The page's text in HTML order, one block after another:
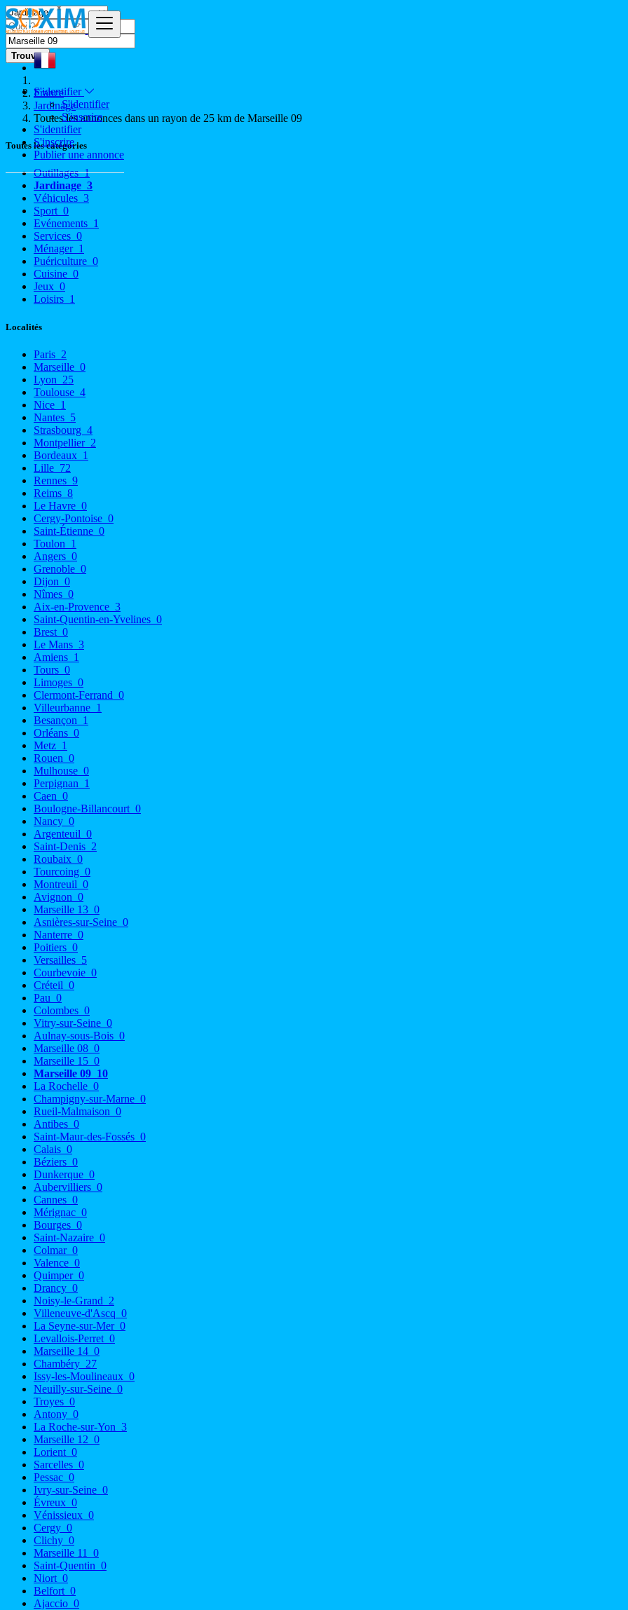
S'identifier
S'identifier
S'inscrire
S'identifier
S'inscrire
Publier une annonce
Trouver
France
Jardinage
Toutes les annonces dans un rayon de 25 km de Marseille 09
Toutes les catégories
Outillages1
Jardinage 3
Véhicules 3
Sport 0
Evénements 1
Services 0
Ménager 1
Puériculture 0
Cuisine 0
Jeux 0
Loisirs 1
Localités
Paris 2
Marseille 0
Lyon 25
Toulouse 4
Nice 1
Nantes 5
Strasbourg 4
Montpellier 2
Bordeaux 1
Lille 72
Rennes 9
Reims 8
Le Havre 0
Cergy-Pontoise 0
Saint-Étienne 0
Toulon 1
Angers 0
Grenoble 0
Dijon 0
Nîmes 0
Aix-en-Provence 3
Saint-Quentin-en-Yvelines 0
Brest 0
Le Mans 3
Amiens 1
Tours 0
Limoges 0
Clermont-Ferrand 0
Villeurbanne 1
Besançon 1
Orléans 0
Metz 1
Rouen 0
Mulhouse 0
Perpignan 1
Caen 0
Boulogne-Billancourt 0
Nancy 0
Argenteuil 0
Saint-Denis 2
Roubaix 0
Tourcoing 0
Montreuil 0
Avignon 0
Marseille 13 0
Asnières-sur-Seine 0
Nanterre 0
Poitiers 0
Versailles 5
Courbevoie 0
Créteil 0
Pau 0
Colombes 0
Vitry-sur-Seine 0
Aulnay-sous-Bois 0
Marseille 08 0
Marseille 15 0
Marseille 09 10
La Rochelle 0
Champigny-sur-Marne 0
Rueil-Malmaison 0
Antibes 0
Saint-Maur-des-Fossés 0
Calais 0
Béziers 0
Dunkerque 0
Aubervilliers 0
Cannes 0
Mérignac 0
Bourges 0
Saint-Nazaire 0
Colmar 0
Valence 0
Quimper 0
Drancy 0
Noisy-le-Grand 2
Villeneuve-d'Ascq 0
La Seyne-sur-Mer 0
Levallois-Perret 0
Marseille 14 0
Chambéry 27
Issy-les-Moulineaux 0
Neuilly-sur-Seine 0
Troyes 0
Antony 0
La Roche-sur-Yon 3
Marseille 12 0
Lorient 0
Sarcelles 0
Pessac 0
Ivry-sur-Seine 0
Évreux 0
Vénissieux 0
Cergy 0
Clichy 0
Marseille 11
0
Saint-Quentin 0
Niort 0
Belfort 0
Ajaccio 0